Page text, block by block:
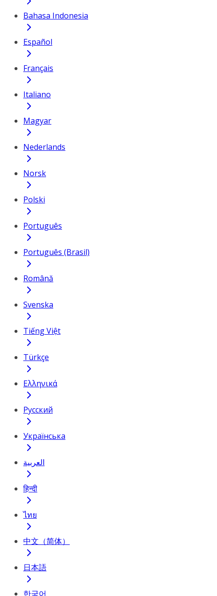
Bahasa Indonesia
Español
Français
Italiano
Magyar
Nederlands
Norsk
Polski
Português
Português (Brasil)
Română
Svenska
Tiếng Việt
Türkçe
Ελληνικά
Русский
Українська
العربية
हिन्दी
ไทย
中文（简体）
日本語
한국어